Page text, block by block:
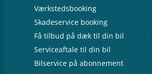
Værkstedsbooking
Skadeservice booking
Få tilbud på dæk til din bil
Serviceaftale til din bil
Bilservice på abonnement